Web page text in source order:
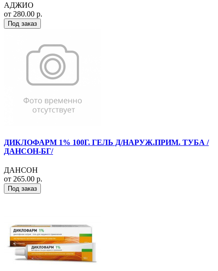
АДЖИО
от 280.00 р.
Под заказ
ДИКЛОФАРМ 1% 100Г. ГЕЛЬ Д/НАРУЖ.ПРИМ. ТУБА /
ДАНСОН-БГ/
ДАНСОН
от 265.00 р.
Под заказ